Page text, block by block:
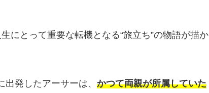
にとって重要な転機となる“旅立ち”の物語が描か
発したアーサーは、 かつて両親が所属していた